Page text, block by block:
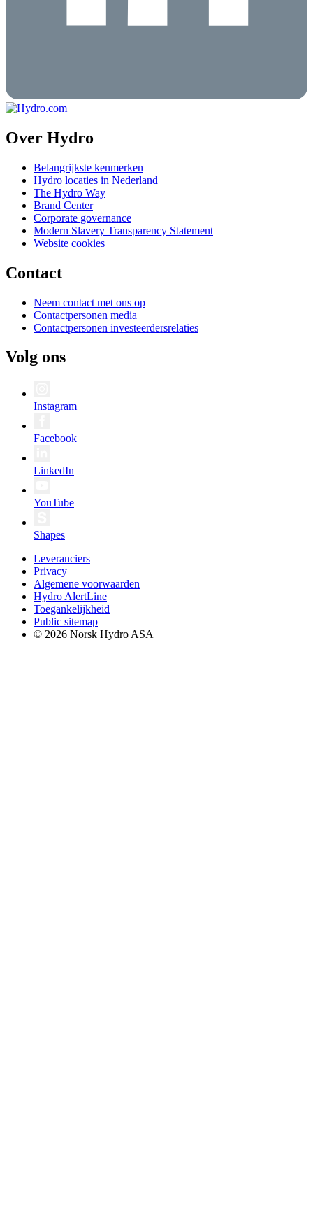
Over Hydro
Belangrijkste kenmerken
Hydro locaties in Nederland
The Hydro Way
Brand Center
Corporate governance
Modern Slavery Transparency Statement
Website cookies
Contact
Neem contact met ons op
Contactpersonen media
Contactpersonen investeerdersrelaties
Volg ons
Instagram
Facebook
LinkedIn
YouTube
Shapes
Leveranciers
Privacy
Algemene voorwaarden
Hydro AlertLine
Toegankelijkheid
Public sitemap
© 2026 Norsk Hydro ASA